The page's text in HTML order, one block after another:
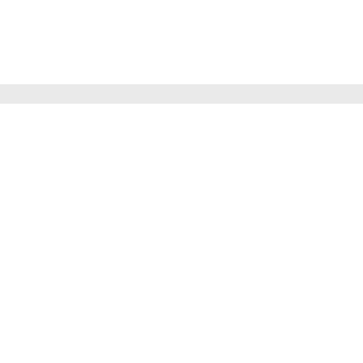
proprietari. Nomi e caratteristiche sono citati